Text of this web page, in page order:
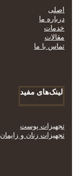
اصلی
درباره ما
خدمات
مقالات
تماس با ما
لینک‌های مفید
تجهیزات پوست
تجهیزات زنان و زایمان